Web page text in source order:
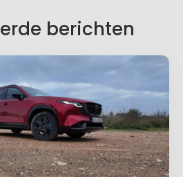
berichten